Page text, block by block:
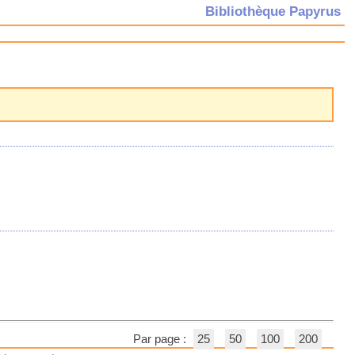
Par page : 25 50 100 200
Bibliothèque Papyrus